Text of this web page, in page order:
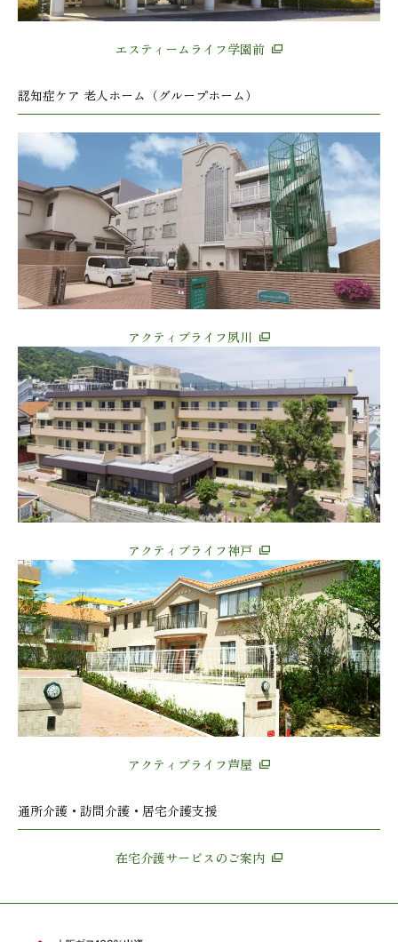
エスティームライフ学園前
認知症ケア 老人ホーム（グループホーム）
アクティブライフ夙川
アクティブライフ神戸
アクティブライフ芦屋
通所介護・訪問介護・居宅介護支援
在宅介護サービスのご案内